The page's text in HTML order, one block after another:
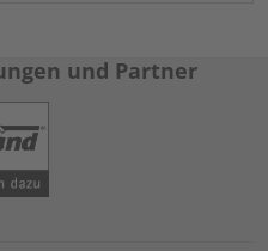
und Partner